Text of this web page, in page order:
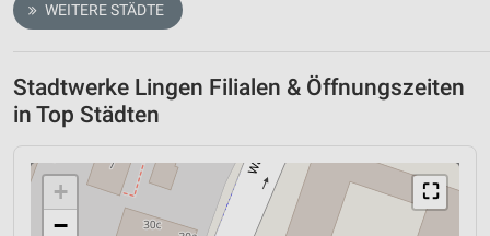
WEITERE STÄDTE
Stadtwerke Lingen Filialen & Öffnungszeiten
in Top Städten
⛶
+
−